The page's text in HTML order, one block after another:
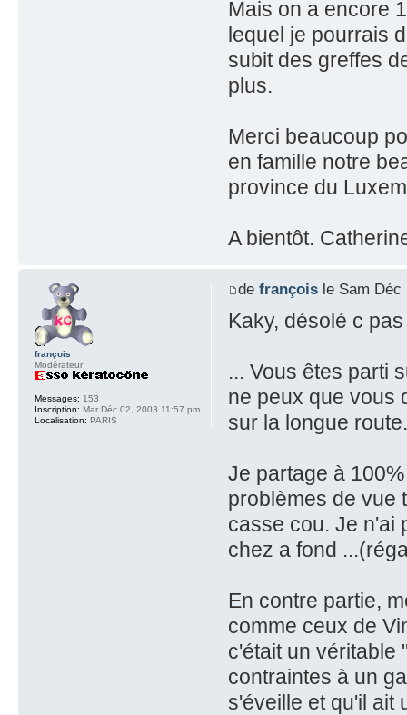
Mais on a encore
lequel je pourrais
subit des greffes
plus.
Merci beaucoup
en famille notre
province du
A bientôt.
de françoisle Sam Déc
Kaky, désolé c
... Vous êtes parti
ne peux que vous
sur la longue
Je partage à
problèmes de vue
casse cou. Je n'ai
chez a fond
En contre partie,
comme ceux de
c'était un véritable
contraintes à un
s'éveille et qu'il ait
françois
Modérateur
Messages: 153
Inscription: Mar Déc 02, 2003 11:57 pm
Localisation: PARIS